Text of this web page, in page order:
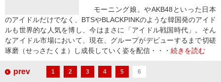
モーニング娘。やAKB48といった日本
のアイドルだけでなく、BTSやBLACKPINKのような韓国発のアイド
ルも世界的な人気を博し、今はまさに「アイドル戦国時代」。そん
なアイドル市場において、現在、グループがデビューするまで切磋
琢磨（せっさたくま）し成長していく姿を配信・・・ 続きを読む
prev 1 2 3 4 5 6